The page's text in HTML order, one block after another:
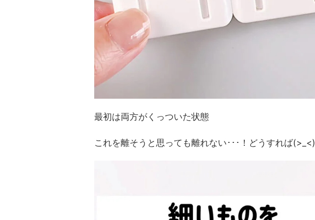
最初は両方がくっついた状態
これを離そうと思っても離れない･･･！どうすれば(>_<)